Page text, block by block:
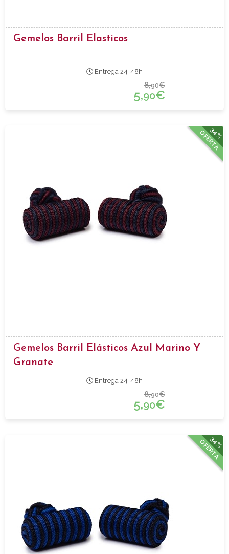
Gemelos Barril Elasticos
Entrega 24-48h
8,90€
5,90€
34%
OFERTA
Gemelos Barril Elásticos Azul Marino Y
Granate
Entrega 24-48h
8,90€
5,90€
34%
OFERTA